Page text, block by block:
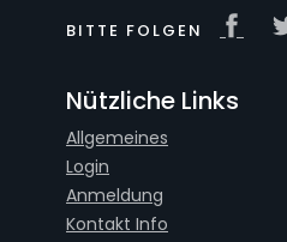
BITTE FOLGEN
Nützliche Links
Allgemeines
Login
Anmeldung
Kontakt Info